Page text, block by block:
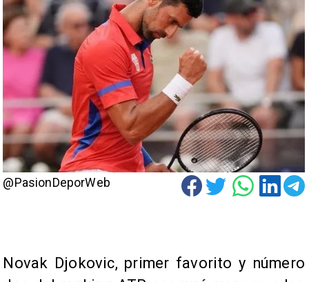
@PasionDeporWeb
Novak Djokovic, primer favorito y número